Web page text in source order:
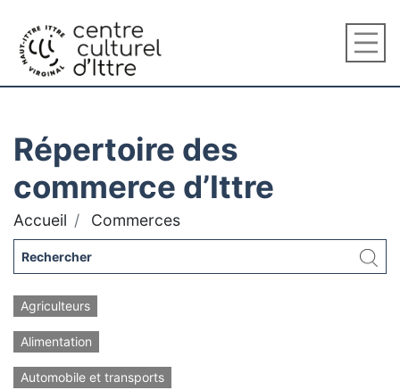
Répertoire des
commerce d’Ittre
Accueil Commerces
Agriculteurs
Alimentation
Automobile et transports